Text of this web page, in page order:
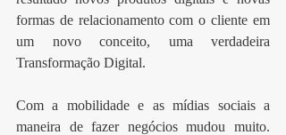
formas de relacionamento com o cliente em
um novo conceito, uma verdadeira
Transformação Digital.
Com a mobilidade e as mídias sociais a
maneira de fazer negócios mudou muito.